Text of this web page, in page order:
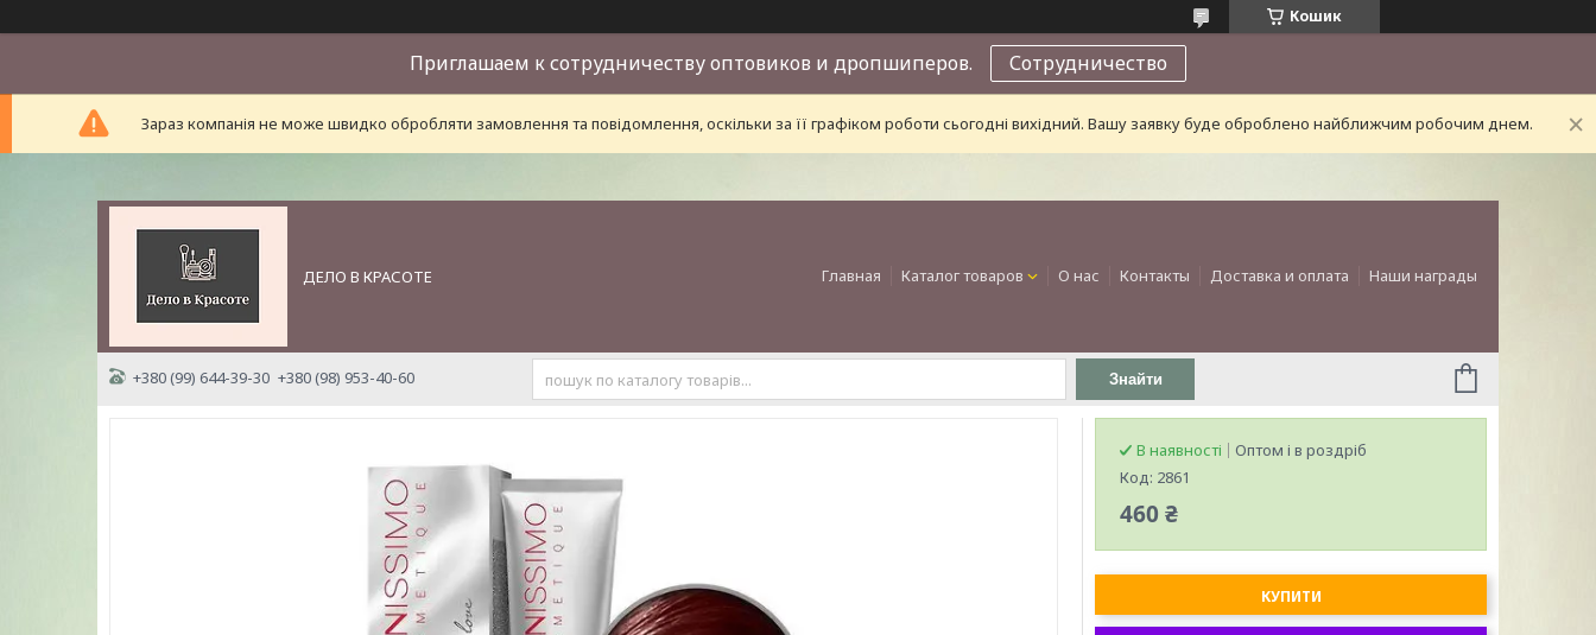
Кошик
Приглашаем к сотрудничеству оптовиков и дропшиперов. Сотрудничество
Зараз компанія не може швидко обробляти замовлення та повідомлення, оскільки за її графіком роботи сьогодні вихідний. Вашу заявку буде оброблено найближчим робочим днем.
ДЕЛО В КРАСОТЕ Главная Каталог товаров О нас Контакты Доставка и оплата Наши награды
+380 (99) 644-39-30 +380 (98) 953-40-60 Знайти
В наявності
Оптом і в роздріб
Код: 2861
460 ₴
КУПИТИ